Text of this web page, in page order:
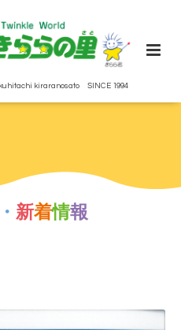
kiraranosato SINCE 1994
・ 新着情報